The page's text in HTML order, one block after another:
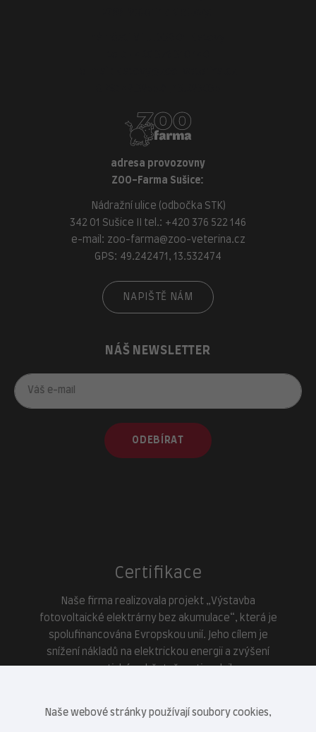
adresa provozovny
ZOO-Farma Sušice:
Nádražní ulice (odbočka STK)
342 01 Sušice II tel.: +420 376 522 146
e-mail: zoo-farma@zoo-veterina.cz
GPS: 49.242471, 13.532474
NAPIŠTĚ NÁM
NÁŠ NEWSLETTER
ODEBÍRAT
Certifikace
Naše firma realizovala projekt „Výstavba
fotovoltaické elektrárny bez akumulace“, která je
spolufinancována Evropskou unií. Jeho cílem je
snížení nákladů na elektrickou energii a zvýšení
Naše webové stránky používají soubory cookies,